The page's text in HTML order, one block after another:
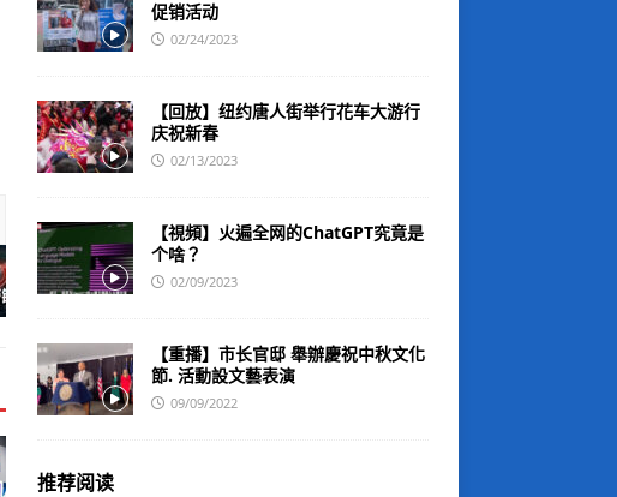
促销活动
02/24/2023
【回放】纽约唐人街举行花车大游行
庆祝新春
02/13/2023
【視頻】火遍全网的ChatGPT究竟是
个啥？
02/09/2023
【重播】市长官邸 舉辦慶祝中秋文化
節. 活動設文藝表演
09/09/2022
推荐阅读